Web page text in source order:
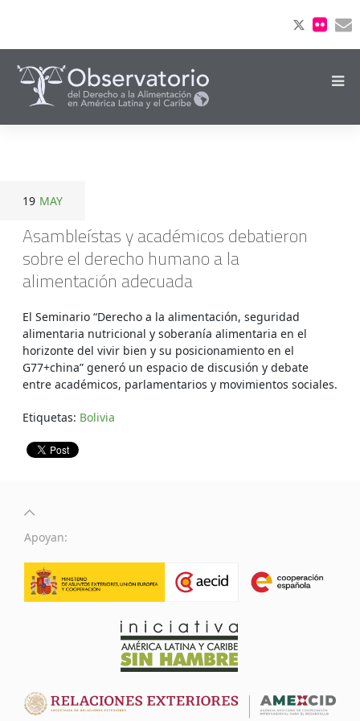
19 MAY
Asambleístas y académicos debatieron
sobre el derecho humano a la
alimentación adecuada
El Seminario “Derecho a la alimentación, seguridad
alimentaria nutricional y soberanía alimentaria en el
horizonte del vivir bien y su posicionamiento en el
G77+china” generó un espacio de discusión y debate
entre académicos, parlamentarios y movimientos sociales.
Etiquetas: Bolivia
Apoyan: